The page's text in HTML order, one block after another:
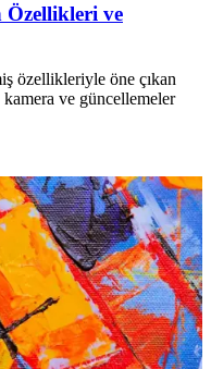
Özellikleri ve
özellikleriyle öne çıkan
ve güncellemeler